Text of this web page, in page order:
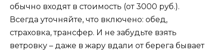
обычно входят в стоимость (от 3000 руб.).
Всегда уточняйте, что включено: обед,
страховка, трансфер. И не забудьте взять
ветровку – даже в жару вдали от берега бывает